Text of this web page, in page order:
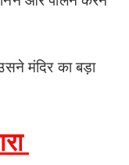
मंदिर का बड़ा